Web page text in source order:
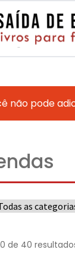
não pode
de 40